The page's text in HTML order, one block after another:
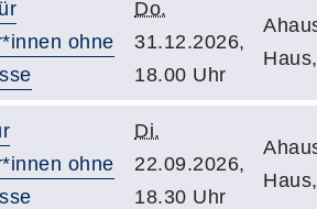
ohne
Do.
31.12.2026,
18.00 Uhr
ohne
Di.
22.09.2026,
18.30 Uhr